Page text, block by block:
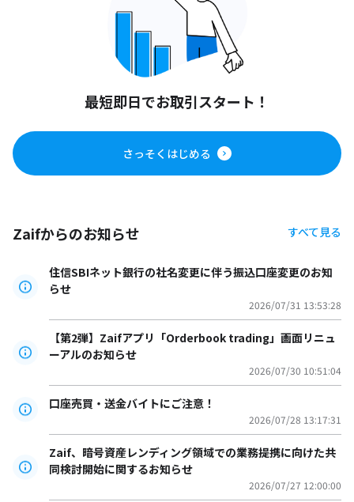
最短即日でお取引スタート！
さっそくはじめる
Zaifからのお知らせ すべて見る
住信SBIネット銀行の社名変更に伴う振込口座変更のお知
らせ
2026/07/31 13:53:28
【第2弾】Zaifアプリ「Orderbook trading」画面リニュ
ーアルのお知らせ
2026/07/30 10:51:04
口座売買・送金バイトにご注意！
2026/07/28 13:17:31
Zaif、暗号資産レンディング領域での業務提携に向けた共
同検討開始に関するお知らせ
2026/07/27 12:00:00